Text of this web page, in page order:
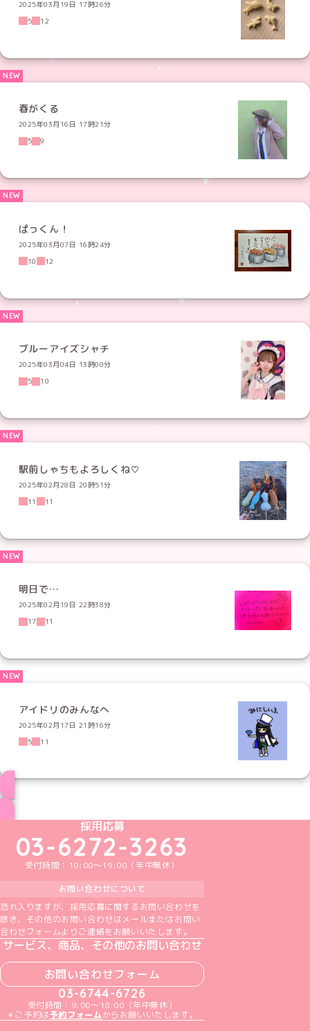
2025年03月19日 17時26分
5
12
春がくる
2025年03月16日 17時21分
5
9
ぱっくん！
2025年03月07日 16時24分
10
12
ブルーアイズシャチ
2025年03月04日 13時00分
5
10
駅前しゃちもよろしくね♡
2025年02月28日 20時51分
11
11
明日で…
2025年02月19日 22時38分
17
11
アイドリのみんなへ
2025年02月17日 21時16分
5
11
めいどりーみんTikTok公式アカウント
めいどりーみんX公式アカウント
採用応募
03-6272-3263
受付時間：10:00～19:00（年中無休）
お問い合わせについて
恐れ入りますが、採用応募に関するお問い合わせを
除き、その他のお問い合わせはメールまたはお問い
合わせフォームよりご連絡をお願いいたします。
サービス、商品、その他のお問い合わせ
お問い合わせフォーム
03-6744-6726
受付時間：9:00～18:00（年中無休）
＊ご予約は予約フォームからお願いいたします。